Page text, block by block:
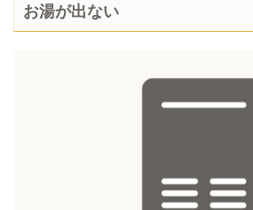
お湯が出ない